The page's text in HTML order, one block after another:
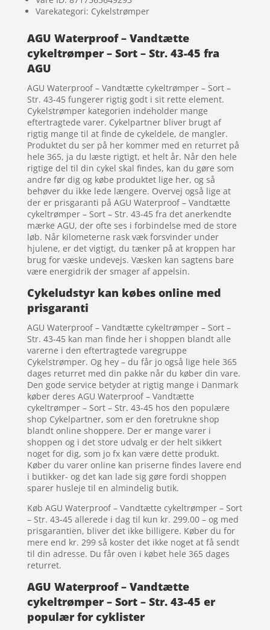
Varekategori: Cykelstrømper
AGU Waterproof – Vandtætte
cykeltrømper – Sort – Str. 43-45 fra
AGU
AGU Waterproof – Vandtætte cykeltrømper – Sort –
Str. 43-45 fungerer rigtig godt i sit rette element.
Cykelstrømper kategorien indeholder mange
eftertragtede varer. Cykelpartner bliver brugt af
rigtig mange til at finde de cykeldele, de mangler.
Produktet du ser på her kommer med en returret på
hele 365, ja du læste rigtigt, et helt år. Når den hele
rigtige del til din cykel skal findes, kan du gøre som
andre før dig og købe produktet lige her, og så
behøver du ikke lede længere. Overvej også lige at
der er prisgaranti på AGU Waterproof – Vandtætte
cykeltrømper – Sort – Str. 43-45 fra det anerkendte
mærke AGU, der ofte ses i forbindelse med de store
løb. Når kilometerne rask væk forsvinder under
hjulene, er det vigtigt, du tænker på at kroppen har
brug for væske undevejs. Væsken kan sagtens bare
være energidrik der smager af appelsin.
Cykeludstyr kan købes online med
prisgaranti
AGU Waterproof – Vandtætte cykeltrømper – Sort –
Str. 43-45 kan man finde her i shoppen blandt alle
varerne i den eftertragtede varegruppe
Cykelstrømper. Og hey – du får jo også lige hele 365
dages returret med din pakke når du køber din vare.
Den gode service betyder at rigtig mange i Danmark
køber deres AGU Waterproof – Vandtætte
cykeltrømper – Sort – Str. 43-45 hos den populære
shop Cykelpartner, som er den foretrukne shop
blandt online shoppere. Der er mange varer i
shoppen og i det store udvalg er der helt sikkert
noget for dig, som jo fx kan være dette produkt.
Køber du varer online kan priserne findes lavere end
i butikker- og det kan lade sig gøre fordi shoppen
sparer husleje til en almindelig butik.
Køb AGU Waterproof – Vandtætte cykeltrømper – Sort
– Str. 43-45 allerede i dag til kun kr. 299.00 – og med
prisgarantien, bliver det ikke billigere. Køber du for
mere end kr. 299 så koster det ikke noget at få sendt
til din adresse. Du får oven i købet hele 365 dages
returret.
AGU Waterproof – Vandtætte
cykeltrømper – Sort – Str. 43-45 er
populær for cyklister